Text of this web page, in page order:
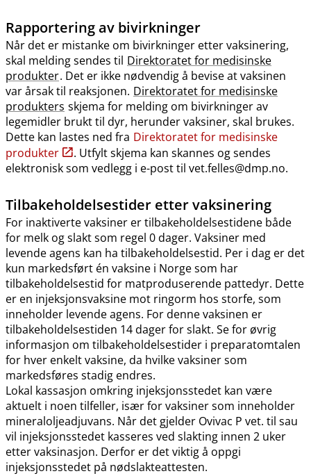
Rapportering av bivirkninger
Når det er mistanke om bivirkninger etter vaksinering,
skal melding sendes til Direktoratet for medisinske
produkter. Det er ikke nødvendig å bevise at vaksinen
var årsak til reaksjonen. Direktoratet for medisinske
produkters skjema for melding om bivirkninger av
legemidler brukt til dyr, herunder vaksiner, skal brukes.
Dette kan lastes ned fra Direktoratet for medisinske
produkter
. Utfylt skjema kan skannes og sendes
elektronisk som vedlegg i e-post til vet.felles@dmp.no.
Tilbakeholdelsestider etter vaksinering
For inaktiverte vaksiner er tilbakeholdelsestidene både
for melk og slakt som regel 0 dager. Vaksiner med
levende agens kan ha tilbakeholdelsestid. Per i dag er det
kun markedsført én vaksine i Norge som har
tilbakeholdelsestid for matproduserende pattedyr. Dette
er en injeksjonsvaksine mot ringorm hos storfe, som
inneholder levende agens. For denne vaksinen er
tilbakeholdelsestiden 14 dager for slakt. Se for øvrig
informasjon om tilbakeholdelsestider i preparatomtalen
for hver enkelt vaksine, da hvilke vaksiner som
markedsføres stadig endres.
Lokal kassasjon omkring injeksjonsstedet kan være
aktuelt i noen tilfeller, især for vaksiner som inneholder
mineraloljeadjuvans. Når det gjelder Ovivac P vet. til sau
vil injeksjonsstedet kasseres ved slakting innen 2 uker
etter vaksinasjon. Derfor er det viktig å oppgi
injeksjonsstedet på nødslakteattesten.